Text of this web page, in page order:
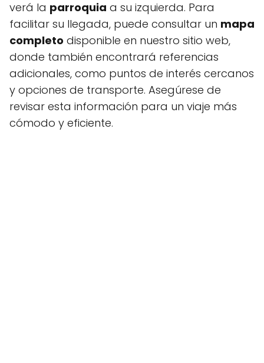
verá la parroquia a su izquierda. Para
facilitar su llegada, puede consultar un mapa
completo disponible en nuestro sitio web,
donde también encontrará referencias
adicionales, como puntos de interés cercanos
y opciones de transporte. Asegúrese de
revisar esta información para un viaje más
cómodo y eficiente.